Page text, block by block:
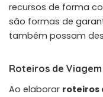
recursos de forma
são formas de
também possam
Roteiros de
Ao elaborar roteiros